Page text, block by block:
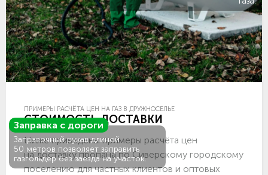
Заправка с дороги
Заправочный рукав длиной
50 метров позволяет заправить
газгольдер без заезда на участок.
ПРИМЕРЫ РАСЧЁТА ЦЕН НА ГАЗ В ДРУЖНОСЕЛЬЕ
СТОИМОСТЬ ДОСТАВКИ
Ниже приведены примеры расчёта цен
на доставку пропана по Сиверскому городскому
поселению для частных клиентов и оптовых